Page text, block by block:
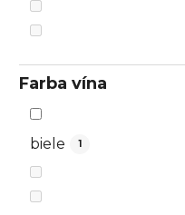
Farba vína
biele 1